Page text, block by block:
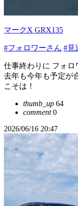
マークX GRX135
#フォロワーさん #見
仕事終わりに フォ
去年も今年も予定が
こそは！
thumb_up 64
comment0
2026/06/16 20:47